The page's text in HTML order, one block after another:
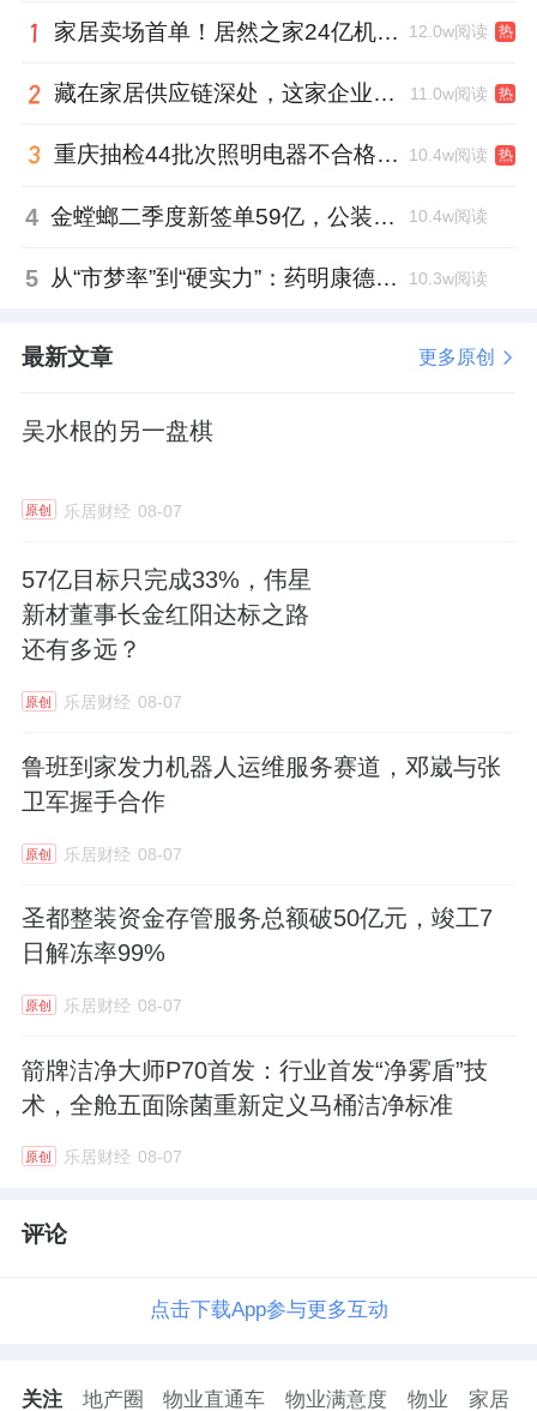
家居卖场首单！居然之家24亿机构间REITs获深交所无异议函 12.0w阅读 热
藏在家居供应链深处，这家企业正在悄悄转型 11.0w阅读 热
重庆抽检44批次照明电器不合格，木林森全资子公司被点名 10.4w阅读 热
4 金螳螂二季度新签单59亿，公装业务贡献逾八成 10.4w阅读
5 从“市梦率”到“硬实力”：药明康德如何用业绩填平2021年估值鸿沟？ 10.3w阅读
最新文章 更多原创
吴水根的另一盘棋
原创 乐居财经 08-07
57亿目标只完成33%，伟星
新材董事长金红阳达标之路
还有多远？
原创 乐居财经 08-07
鲁班到家发力机器人运维服务赛道，邓崴与张
卫军握手合作
原创 乐居财经 08-07
圣都整装资金存管服务总额破50亿元，竣工7
日解冻率99%
原创 乐居财经 08-07
箭牌洁净大师P70首发：行业首发“净雾盾”技
术，全舱五面除菌重新定义马桶洁净标准
原创 乐居财经 08-07
评论
点击下载App参与更多互动
关注 地产圈 物业直通车 物业满意度 物业 家居